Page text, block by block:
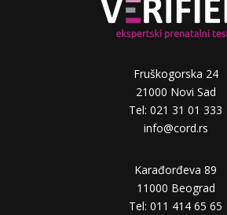
Fruškogorska 24
21000 Novi Sad
Tel: 021 31 01 333
info@cord.rs
Karađorđeva 89
11000 Beograd
Tel: 011 414 65 65